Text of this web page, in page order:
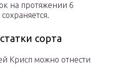
на протяжении 6
сорта
Крисп можно отнести